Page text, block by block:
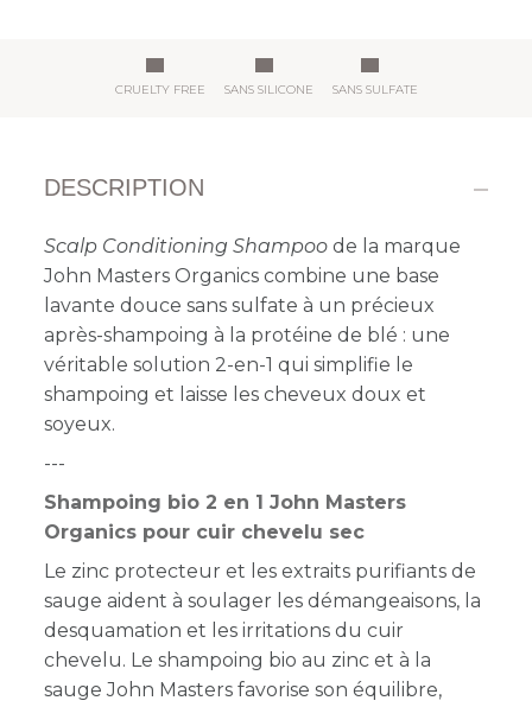
CRUELTY FREE SANS SILICONE SANS SULFATE
DESCRIPTION
Scalp Conditioning Shampoo de la marque
John Masters Organics combine une base
lavante douce sans sulfate à un précieux
après-shampoing à la protéine de blé : une
véritable solution 2-en-1 qui simplifie le
shampoing et laisse les cheveux doux et
soyeux.
---
Shampoing bio 2 en 1 John Masters
Organics pour cuir chevelu sec
Le zinc protecteur et les extraits purifiants de
sauge aident à soulager les démangeaisons, la
desquamation et les irritations du cuir
chevelu. Le shampoing bio au zinc et à la
sauge John Masters favorise son équilibre,